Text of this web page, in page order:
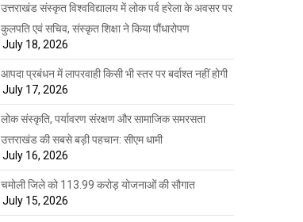
उत्तराखंड संस्कृत विश्वविद्यालय में लोक पर्व हरेला के अवसर पर
कुलपति एवं सचिव, संस्कृत शिक्षा ने किया पौंधारोपण
July 18, 2026
आपदा प्रबंधन में लापरवाही किसी भी स्तर पर बर्दाश्त नहीं होगी
July 17, 2026
लोक संस्कृति, पर्यावरण संरक्षण और सामाजिक समरसता
उत्तराखंड की सबसे बड़ी पहचान: सीएम धामी
July 16, 2026
चमोली जिले को 113.99 करोड़ योजनाओं की सौगात
July 15, 2026